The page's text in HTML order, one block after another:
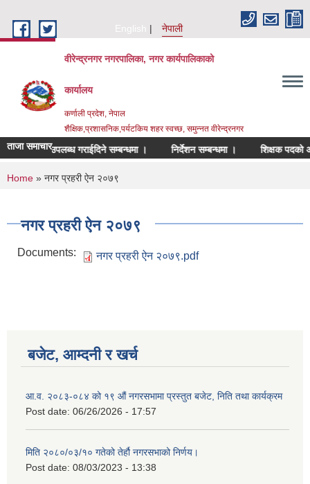
English
नेपाली
वीरेन्द्रनगर नगरपालिका, नगर कार्यपालिकाको
कार्यालय
कर्णाली प्रदेश, नेपाल
शैक्षिक,प्रशासनिक,पर्यटकिय शहर स्वच्छ, समुन्नत वीरेन्द्रनगर
ताजा समाचार
दर रेट उपलब्ध गराईदिने सम्बन्धमा । निर्देशन सम्बन्धमा । शिक्षक पदको
You are here
Home » नगर प्रहरी ऐन २०७९
नगर प्रहरी ऐन २०७९
Documents: नगर प्रहरी ऐन २०७९.pdf
बजेट, आम्दनी र खर्च
आ.व. २०८३-०८४ को १९ औं नगरसभामा प्रस्तुत बजेट, निति तथा कार्यक्रम
Post date: 06/26/2026 - 17:57
मिति २०८०/०३/१० गतेको तेर्हौ नगरसभाको निर्णय।
Post date: 08/03/2023 - 13:38